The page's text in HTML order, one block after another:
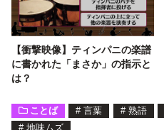
【衝撃映像】ティンパニの楽譜
に書かれた「まさか」の指示と
は？
ことば # 言葉 # 熟語
# 地味ムズ